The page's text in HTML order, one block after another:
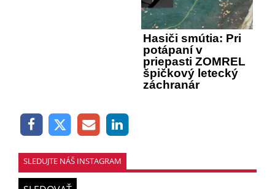
Hasiči smútia: Pri
potápaní v
priepasti ZOMREL
špičkový letecký
záchranár
SLEDUJTE NÁŠ INSTAGRAM